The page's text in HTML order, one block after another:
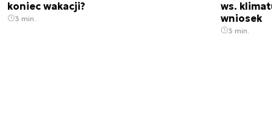
koniec wakacji?
3 min.
ws.
wniosek
3 min.